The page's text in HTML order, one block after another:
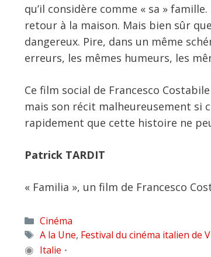
qu’il considère comme « sa »
retour à la maison. Mais bien sûr
dangereux. Pire, dans un même
erreurs, les mêmes humeurs, les
Ce film social de Francesco
mais son récit malheureusement si
rapidement que cette histoire ne
Patrick TARDIT
« Familia », un film de Francesco
Catégories
Cinéma
Étiquettes
A la Une, Festival du cinéma italien de
◉ Italie •